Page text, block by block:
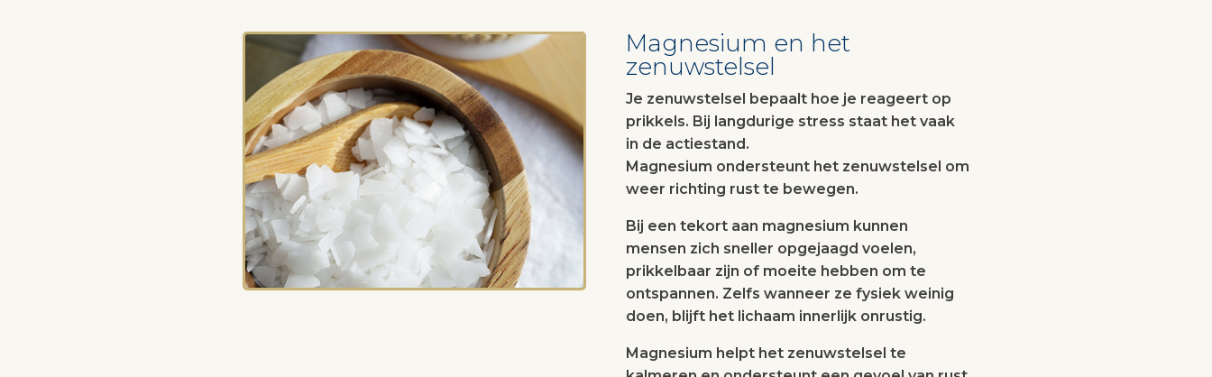
Magnesium en het
zenuwstelsel
Je zenuwstelsel bepaalt hoe je reageert op
prikkels. Bij langdurige stress staat het vaak
in de actiestand.
Magnesium ondersteunt het zenuwstelsel om
weer richting rust te bewegen.
Bij een tekort aan magnesium kunnen
mensen zich sneller opgejaagd voelen,
prikkelbaar zijn of moeite hebben om te
ontspannen. Zelfs wanneer ze fysiek weinig
doen, blijft het lichaam innerlijk onrustig.
Magnesium helpt het zenuwstelsel te